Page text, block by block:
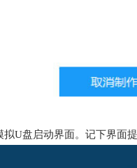
U盘启动界面。记下界面